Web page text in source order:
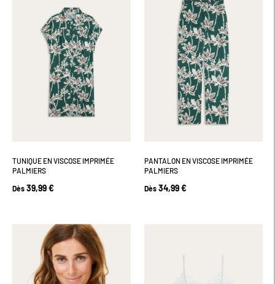
TUNIQUE EN VISCOSE IMPRIMÉE
PALMIERS
Dès 39,99 €
PANTALON EN VISCOSE IMPRIMÉE
PALMIERS
Dès 34,99 €